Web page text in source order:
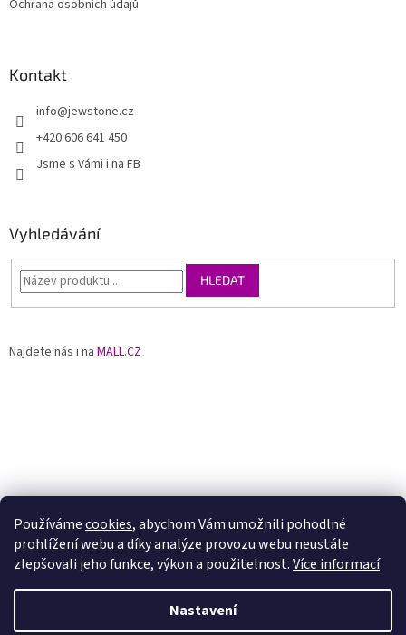
Používámecookies, abychom Vám umožnili pohodlné
prohlížení webu a díky analýze provozu webu neustále
zlepšovali jeho funkce, výkon a použitelnost.Více informací
Nastavení
Ochrana osobních údajů
Kontakt
info@jewstone.cz
+420 606 641 450
Jsme s Vámi i na FB
Vyhledávání
HLEDAT
Najdete nás i na MALL.CZ
Vytvořil Shoptet